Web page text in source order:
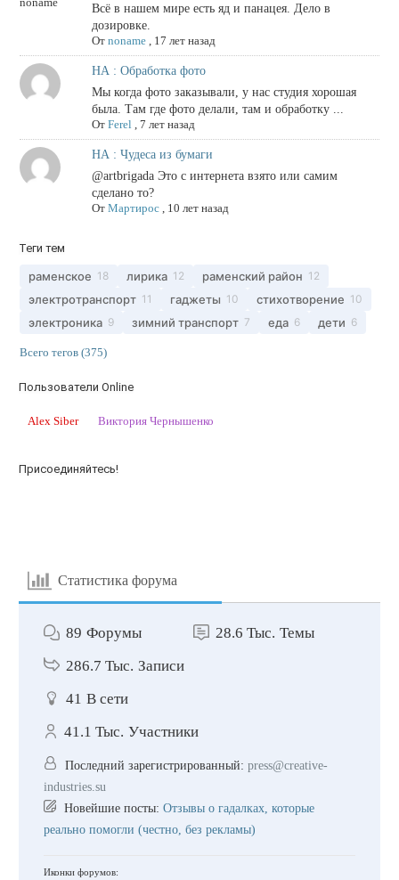
Всё в нашем мире есть яд и панацея. Дело в
дозировке.
От noname, 17 лет назад
НА : Обработка фото
Мы когда фото заказывали, у нас студия хорошая
была. Там где фото делали, там и обработку ...
От Ferel 7 лет назад
НА : Чудеса из бумаги
@artbrigada Это с интернета взято или самим
сделано то?
От Мартирос, 10 лет назад
Теги тем
раменское 18 лирика 12 раменский район 12
электротранспорт 11 гаджеты 10 стихотворение 10
электроника 9 зимний транспорт 7 еда 6 дети 6
Всего тегов (375)
Пользователи Online
Alex Siber Виктория Чернышенко
Присоединяйтесь!
Статистика форума
89 Форумы 28.6 Тыс. Темы
286.7 Тыс. Записи
41 В сети
41.1 Тыс. Участники
Последний зарегистрированный: press@creative-
industries.su
Новейшие посты: Отзывы о гадалках, которые
реально помогли (честно, без рекламы)
Иконки форумов: